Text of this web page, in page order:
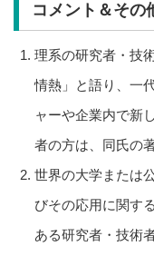
コメント＆その
理系の研究者・技
情熱」と語り、一
ャーや企業内で新
者の方は、同氏の
世界の大学または
びその応用に関す
ある研究者・技術